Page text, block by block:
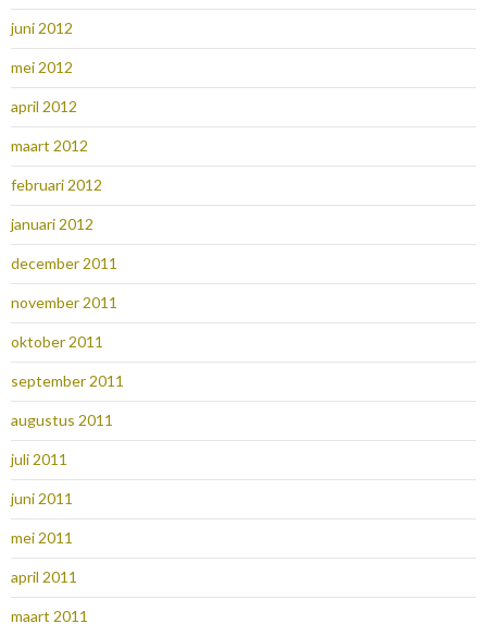
juni 2012
mei 2012
april 2012
maart 2012
februari 2012
januari 2012
december 2011
november 2011
oktober 2011
september 2011
augustus 2011
juli 2011
juni 2011
mei 2011
april 2011
maart 2011